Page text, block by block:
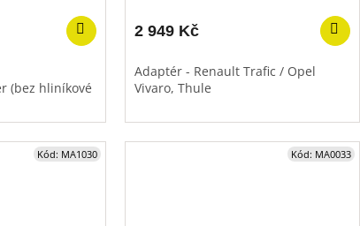
(bez hliníkové
2 949 Kč
Adaptér - Renault Trafic / Opel
Vivaro, Thule
Kód: MA1030 Kód: MA0033